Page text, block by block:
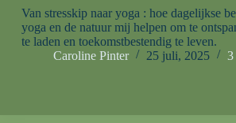
Van stresskip naar yoga : hoe dagelijkse
yoga en de natuur mij helpen om te
te laden en toekomstbestendig te leven.
Caroline Pinter
25 juli, 2025 3